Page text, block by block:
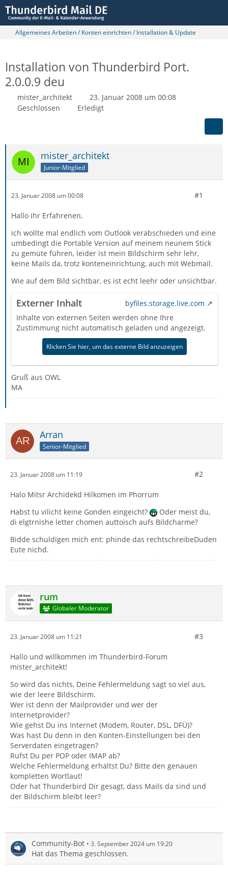
Allgemeines Arbeiten / Konten einrichten / Installation & Update
Installation von Thunderbird Port.
2.0.0.9 deu
mister_architekt
23. Januar 2008 um 00:08
Geschlossen
Erledigt
mister_architekt
Junior-Mitglied
23. Januar 2008 um 00:08 #1
Hallo ihr Erfahrenen,
ich wollte mal endlich vom Outlook verabschieden und eine
umbedingt die Portable Version auf meinem neunem Stick
zu gemüte führen, leider ist mein Bildschirm sehr lehr,
keine Mails da, trotz konteneinrichtung, auch mit Webmail.
Wie auf dem Bild sichtbar, es ist echt leehr oder unsichtbar.
Externer Inhalt
byfiles.storage.live.com
Inhalte von externen Seiten werden ohne Ihre
Zustimmung nicht automatisch geladen und angezeigt.
Klicken Sie hier, um das externe Bild anzuzeigen
Gruß aus OWL
MA
Arran
Senior-Mitglied
23. Januar 2008 um 11:19 #2
Halo Mitsr Archidekd Hilkomen im Phorrum
Habst tu vilicht keine Gonden eingeicht?
Oder meist du,
di elgtrnishe letter chomen auttoisch aufs Bildcharme?
Bidde schuldigen mich ent: phinde das rechtschreibeDuden
Eute nichd.
rum
Globaler Moderator
23. Januar 2008 um 11:21 #3
Hallo und willkommen im Thunderbird-Forum
mister_architekt!
So wird das nichts, Deine Fehlermeldung sagt so viel aus,
wie der leere Bildschirm.
Wer ist denn der Mailprovider und wer der
Internetprovider?
Wie gehst Du ins Internet (Modem, Router, DSL, DFÜ)?
Was hast Du denn in den Konten-Einstellungen bei den
Serverdaten eingetragen?
Rufst Du per POP oder IMAP ab?
Welche Fehlermeldung erhältst Du? Bitte den genauen
kompletten Wortlaut!
Oder hat Thunderbird Dir gesagt, dass Mails da sind und
der Bildschirm bleibt leer?
Community-Bot 3. September 2024 um 19:20
Hat das Thema geschlossen.